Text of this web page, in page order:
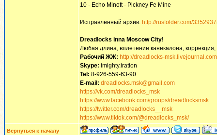
10 - Echo Minott - Pickney Fe Mine
Исправленный архив: http://rusfolder.com/
Dreadlocks inna Moscow Сity!
Любая длина, вплетение канекалона,
Рабочий ЖЖ: http://dreadlocks-
Skype: imighty.iration
Tel: 8-926-559-63-90
E-mail: dreadlocks.msk@gmail.com
https://vk.com/dreadlocks_msk
https://www.facebook.com/groups/dreadlocksmsk
https://twitter.com/dreadlocks__msk
https://www.tiktok.com/@dreadlocks_msk/
Вернуться к началу